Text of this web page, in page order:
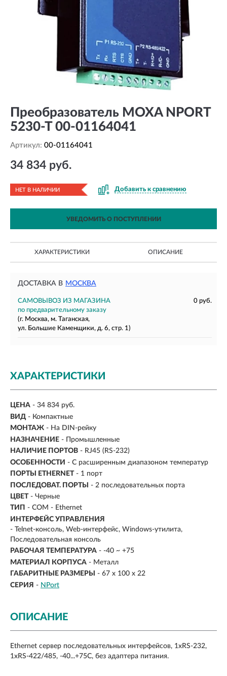
Преобразователь MOXA NPORT
5230-T 00-01164041
Артикул: 00-01164041
34 834 руб.
НЕТ В НАЛИЧИИ Добавить к сравнению
УВЕДОМИТЬ О ПОСТУПЛЕНИИ
ХАРАКТЕРИСТИКИ ОПИСАНИЕ
ДОСТАВКА В МОСКВА
САМОВЫВОЗ ИЗ МАГАЗИНА
0 руб.
по предварительному заказу
(г. Москва, м. Таганская,
ул. Большие Каменщики, д. 6, стр. 1)
ХАРАКТЕРИСТИКИ
ЦЕНА - 34 834 руб.
ВИД - Компактные
МОНТАЖ - На DIN-рейку
НАЗНАЧЕНИЕ - Промышленные
НАЛИЧИЕ ПОРТОВ - RJ45 (RS-232)
ОСОБЕННОСТИ - С расширенным диапазоном температур
ПОРТЫ ETHERNET - 1 порт
ПОСЛЕДОВАТ. ПОРТЫ
- 2 последовательных порта
ЦВЕТ - Черные
ТИП - COM - Ethernet
ИНТЕРФЕЙС УПРАВЛЕНИЯ
- Telnet-консоль, Web-интерфейс, Windows-утилита,
Последовательная консоль
РАБОЧАЯ ТЕМПЕРАТУРА - -40 ~ +75
МАТЕРИАЛ КОРПУСА - Металл
ГАБАРИТНЫЕ РАЗМЕРЫ
- 67 х 100 х 22
СЕРИЯ - NPort
ОПИСАНИЕ
Ethernet сервер последовательных интерфейсов, 1xRS-232,
1xRS-422/485, -40...+75С, без адаптера питания.